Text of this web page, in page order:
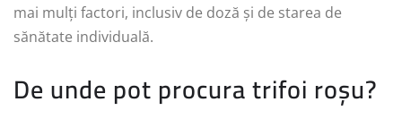
mai mulți factori, inclusiv de doză și de starea de
sănătate individuală.
De unde pot procura trifoi roșu?